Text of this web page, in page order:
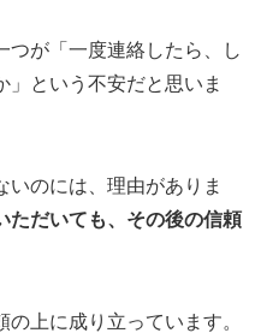
つが「一度連絡したら、し
」という不安だと思いま
いのには、理由がありま
ただいても、その後の信頼
上に成り立っています。